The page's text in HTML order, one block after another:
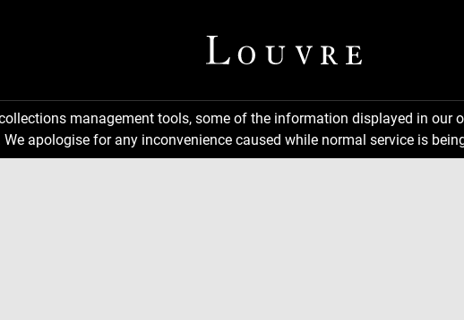
management tools, some of the information displayed in
apologise for any inconvenience caused while normal service is